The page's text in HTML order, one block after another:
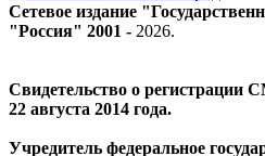
Сетевое издание
"Россия" 2001 - 2026.
Свидетельство о
22 августа 2014 года.
Учредитель федеральное